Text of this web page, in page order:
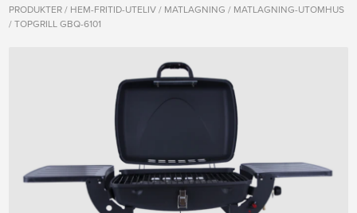
PRODUKTER / HEM-FRITID-UTELIV / MATLAGNING / MATLAGNING-UTOMHUS
/TOPGRILL GBQ-6101